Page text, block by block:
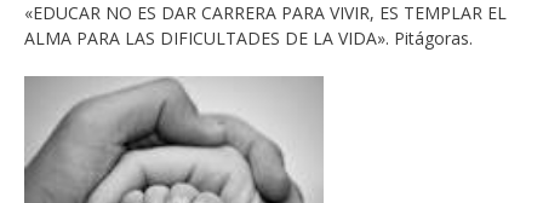
«EDUCAR NO ES DAR CARRERA PARA VIVIR, ES TEMPLAR EL
ALMA PARA LAS DIFICULTADES DE LA VIDA». Pitágoras.